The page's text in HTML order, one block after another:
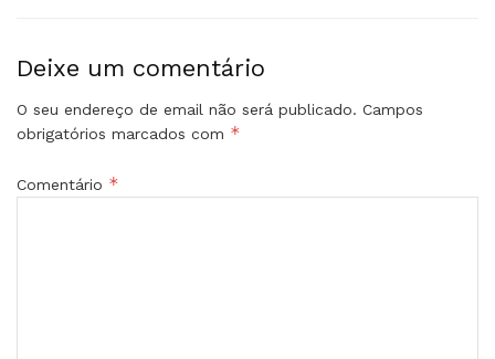
Deixe um comentário
O seu endereço de email não será publicado. Campos
obrigatórios marcados com *
Comentário *